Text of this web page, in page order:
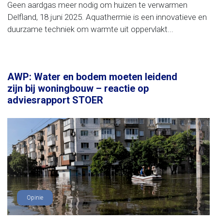
Geen aardgas meer nodig om huizen te verwarmen
Delfland, 18 juni 2025. Aquathermie is een innovatieve en
duurzame techniek om warmte uit oppervlakt...
AWP: Water en bodem moeten leidend
zijn bij woningbouw – reactie op
adviesrapport STOER
Opinie